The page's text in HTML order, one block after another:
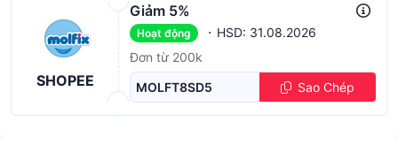
SHOPEE
Giảm 5%
Hoạt động · HSD: 31.08.2026
Đơn từ 200k
MOLFT8SD5
Sao Chép